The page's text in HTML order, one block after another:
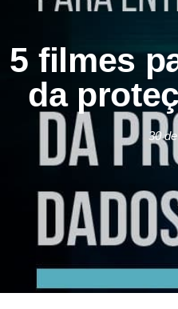
5 filmes
da
30